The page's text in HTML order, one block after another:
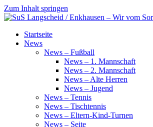
Zum Inhalt springen
SuS
Langscheid
Startseite
News
News – Fußball
News – 1. Mannschaft
News – 2. Mannschaft
News – Alte Herren
News – Jugend
News – Tennis
News – Tischtennis
News – Eltern-Kind-Turnen
News – Seite